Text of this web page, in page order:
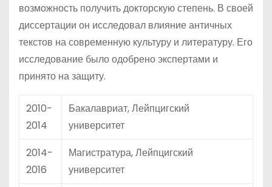
возможность получить докторскую степень. В своей
диссертации он исследовал влияние античных
текстов на современную культуру и литературу. Его
исследование было одобрено экспертами и
принято на защиту.
2010-
2014
Бакалавриат, Лейпцигский
университет
2014-
2016
Магистратура, Лейпцигский
университет